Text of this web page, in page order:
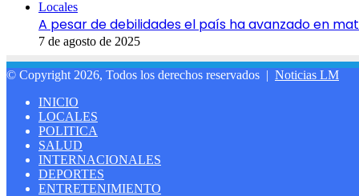
Locales
A pesar de debilidades el país ha avanzado en
7 de agosto de 2025
© Copyright 2026, Todos los derechos reservados | Noticias LM
INICIO
LOCALES
POLITICA
SALUD
INTERNACIONALES
DEPORTES
ENTRETENIMIENTO